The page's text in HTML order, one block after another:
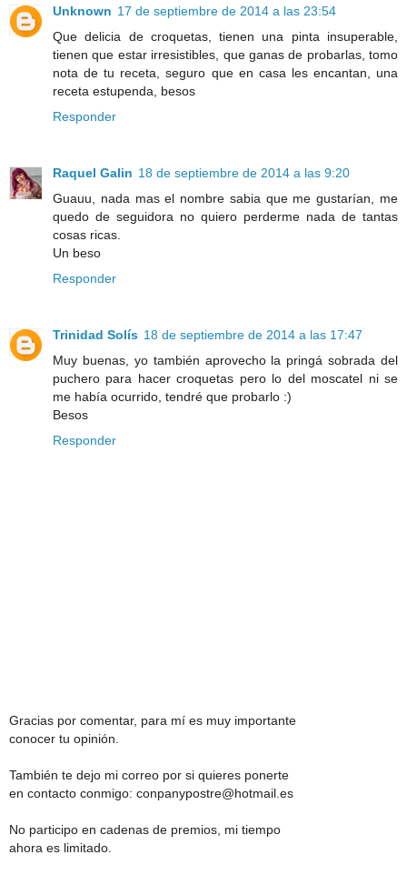
Unknown 17 de septiembre de 2014 a las 23:54
Que delicia de croquetas, tienen una pinta insuperable,
tienen que estar irresistibles, que ganas de probarlas, tomo
nota de tu receta, seguro que en casa les encantan, una
receta estupenda, besos
Responder
Raquel Galin 18 de septiembre de 2014 a las 9:20
Guauu, nada mas el nombre sabia que me gustarían, me
quedo de seguidora no quiero perderme nada de tantas
cosas ricas.
Un beso
Responder
Trinidad Solís 18 de septiembre de 2014 a las 17:47
Muy buenas, yo también aprovecho la pringá sobrada del
puchero para hacer croquetas pero lo del moscatel ni se
me había ocurrido, tendré que probarlo :)
Besos
Responder
Gracias por comentar, para mí es muy importante
conocer tu opinión.
También te dejo mi correo por si quieres ponerte
en contacto conmigo: conpanypostre@hotmail.es
No participo en cadenas de premios, mi tiempo
ahora es limitado.